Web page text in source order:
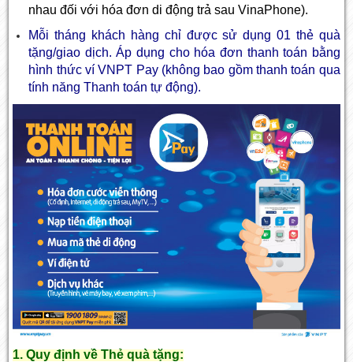
nhau đối với hóa đơn di động trả sau VinaPhone).
Mỗi tháng khách hàng chỉ được sử dụng 01 thẻ quà
tặng/giao dịch. Áp dụng cho hóa đơn thanh toán bằng
hình thức ví VNPT Pay (không bao gồm thanh toán qua
tính năng Thanh toán tự động).
1. Quy định về Thẻ quà tặng: